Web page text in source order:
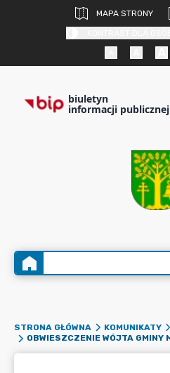
MAPA STRONY
biuletyn
informacji publicznej
STRONA GŁÓWNA KOMUNIKATY